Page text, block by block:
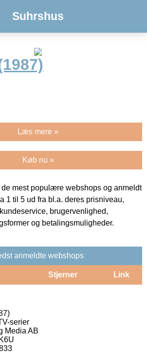
Suhrshus
Læs mere »
Køb nu »
mest populære webshops og anmeldt
1 til 5 ud fra bl.a. deres prisniveau,
brugervenlighed,
og betalingsmuligheder.
anmeldte webshops
Stjerner Link
serier
Media AB